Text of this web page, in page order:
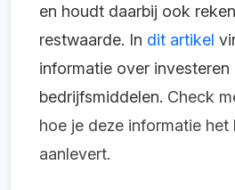
en houdt daarbij ook
restwaarde. In dit artikel
informatie over investeren
bedrijfsmiddelen. Check
hoe je deze informatie
aanlevert.